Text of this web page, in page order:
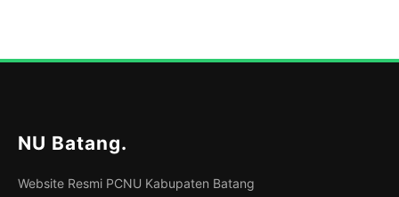
NU Batang.
Website Resmi PCNU Kabupaten Batang